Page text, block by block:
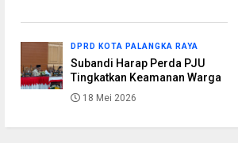
DPRD KOTA PALANGKA RAYA
Subandi Harap Perda PJU
Tingkatkan Keamanan Warga
18 Mei 2026